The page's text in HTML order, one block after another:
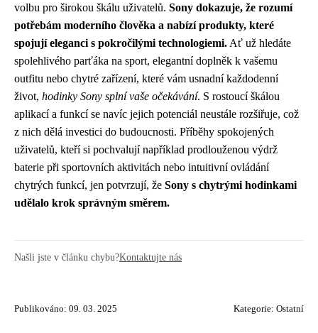
volbu pro širokou škálu uživatelů. Sony dokazuje, že rozumí
potřebám moderního člověka a nabízí produkty, které
spojují eleganci s pokročilými technologiemi. Ať už hledáte
spolehlivého parťáka na sport, elegantní doplněk k vašemu
outfitu nebo chytré zařízení, které vám usnadní každodenní
život, hodinky Sony splní vaše očekávání. S rostoucí škálou
aplikací a funkcí se navíc jejich potenciál neustále rozšiřuje, což
z nich dělá investici do budoucnosti. Příběhy spokojených
uživatelů, kteří si pochvalují například prodlouženou výdrž
baterie při sportovních aktivitách nebo intuitivní ovládání
chytrých funkcí, jen potvrzují, že Sony s chytrými hodinkami
udělalo krok správným směrem.
Našli jste v článku chybu?Kontaktujte nás
Publikováno: 09. 03. 2025 Kategorie: Ostatní